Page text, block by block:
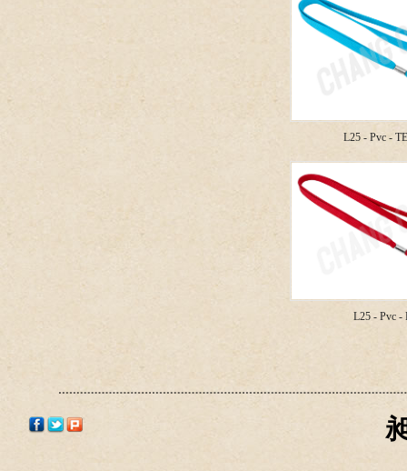
L25 - Pvc -
L25 - Pvc -